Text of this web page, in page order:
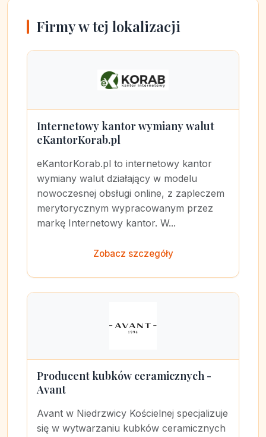
Firmy w tej lokalizacji
Internetowy kantor wymiany walut
eKantorKorab.pl
eKantorKorab.pl to internetowy kantor
wymiany walut działający w modelu
nowoczesnej obsługi online, z zapleczem
merytorycznym wypracowanym przez
markę Internetowy kantor. W...
Zobacz szczegóły
Producent kubków ceramicznych -
Avant
Avant w Niedrzwicy Kościelnej specjalizuje
się w wytwarzaniu kubków ceramicznych